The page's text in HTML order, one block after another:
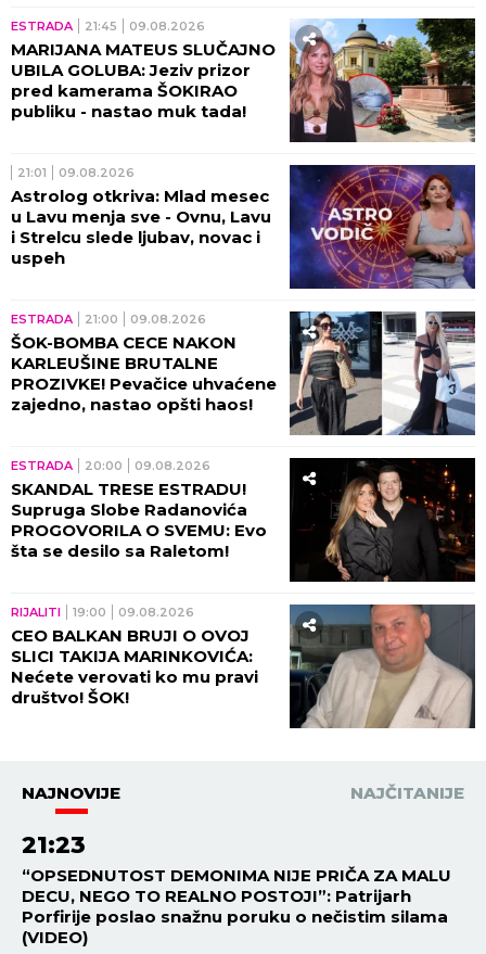
ESTRADA 21:45 09.08.2026
MARIJANA MATEUS SLUČAJNO
UBILA GOLUBA: Jeziv prizor
pred kamerama ŠOKIRAO
publiku - nastao muk tada!
21:01 09.08.2026
Astrolog otkriva: Mlad mesec
u Lavu menja sve - Ovnu, Lavu
i Strelcu slede ljubav, novac i
uspeh
ESTRADA 21:00 09.08.2026
ŠOK-BOMBA CECE NAKON
KARLEUŠINE BRUTALNE
PROZIVKE! Pevačice uhvaćene
zajedno, nastao opšti haos!
ESTRADA 20:00 09.08.2026
SKANDAL TRESE ESTRADU!
Supruga Slobe Radanovića
PROGOVORILA O SVEMU: Evo
šta se desilo sa Raletom!
RIJALITI 19:00 09.08.2026
CEO BALKAN BRUJI O OVOJ
SLICI TAKIJA MARINKOVIĆA:
Nećete verovati ko mu pravi
društvo! ŠOK!
NAJNOVIJE NAJČITANIJE
21:23
“OPSEDNUTOST DEMONIMA NIJE PRIČA ZA MALU
DECU, NEGO TO REALNO POSTOJI”: Patrijarh
Porfirije poslao snažnu poruku o nečistim silama
(VIDEO)